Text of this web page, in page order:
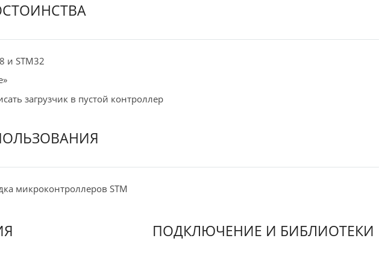
и STM32
загрузчик в пустой контроллер
микроконтроллеров STM
ПОДКЛЮЧЕНИЕ И БИБЛИОТЕКИ